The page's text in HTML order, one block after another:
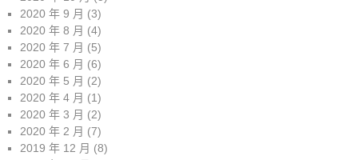
2020 年 9 月 (3)
2020 年 8 月 (4)
2020 年 7 月 (5)
2020 年 6 月 (6)
2020 年 5 月 (2)
2020 年 4 月 (1)
2020 年 3 月 (2)
2020 年 2 月 (7)
2019 年 12 月 (8)